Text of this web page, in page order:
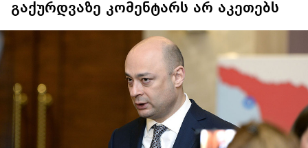
გაქურდვაზე კომენტარს არ აკეთებს